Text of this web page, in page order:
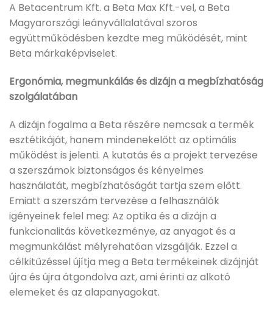
A Betacentrum Kft. a Beta Max Kft.-vel, a Beta
Magyarországi leányvállalatával szoros
együttműködésben kezdte meg működését, mint
Beta márkaképviselet.
Ergonómia, megmunkálás és dizájn a megbízhatóság
szolgálatában
A dizájn fogalma a Beta részére nemcsak a termék
esztétikáját, hanem mindenekelőtt az optimális
működést is jelenti. A kutatás és a projekt tervezése
a szerszámok biztonságos és kényelmes
használatát, megbízhatóságát tartja szem előtt.
Emiatt a szerszám tervezése a felhasználók
igényeinek felel meg: Az optika és a dizájn a
funkcionalitás következménye, az anyagot és a
megmunkálást mélyrehatóan vizsgálják. Ezzel a
célkitűzéssel újítja meg a Beta termékeinek dizájnját
újra és újra átgondolva azt, ami érinti az alkotó
elemeket és az alapanyagokat.